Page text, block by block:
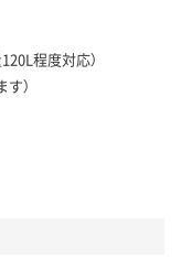
程度対応）
）